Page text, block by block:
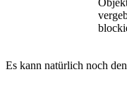
Es kann natürlich noch